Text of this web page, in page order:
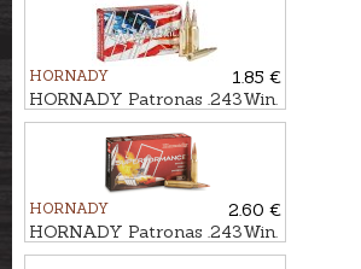
HORNADY
1.85 €
HORNADY Patronas .243Win.
BTSP 6,5g American
HORNADY
2.60 €
HORNADY Patronas .243Win.
SST 6,2g SPF